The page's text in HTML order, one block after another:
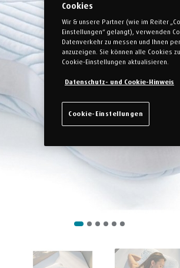
Cookies
Wir & unsere Partner (wie im Reiter
Einstellungen“ gelangt), verwenden
Datenverkehr zu messen und Ihnen
anzuzeigen. Sie können alle Cookies
Cookie-Einstellungen aktualisieren.
Datenschutz- und Cookie-Hinweis
Cookie-Einstellungen